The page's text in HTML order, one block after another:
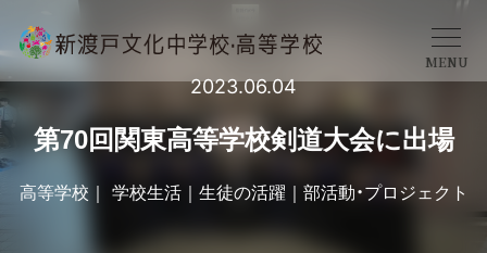
学校概要
中学校
MENU
2023.06.04
第70回関東高等学校剣道大会に出場
高等学校 学校生活 生徒の活躍 部活動・プロジェクト